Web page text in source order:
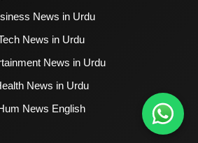
News in Urdu
News in Urdu
News in Urdu
News in Urdu
News English